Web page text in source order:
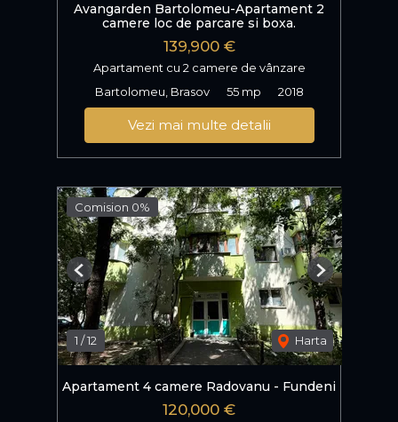
Avangarden Bartolomeu-Apartament 2
camere loc de parcare si boxa.
139,900 €
Apartament cu 2 camere de vânzare
Bartolomeu, Brasov
55 mp 2018
Vezi mai multe detalii
Comision 0%
1 /12 Harta
Previous Next
Apartament 4 camere Radovanu - Fundeni
120,000 €